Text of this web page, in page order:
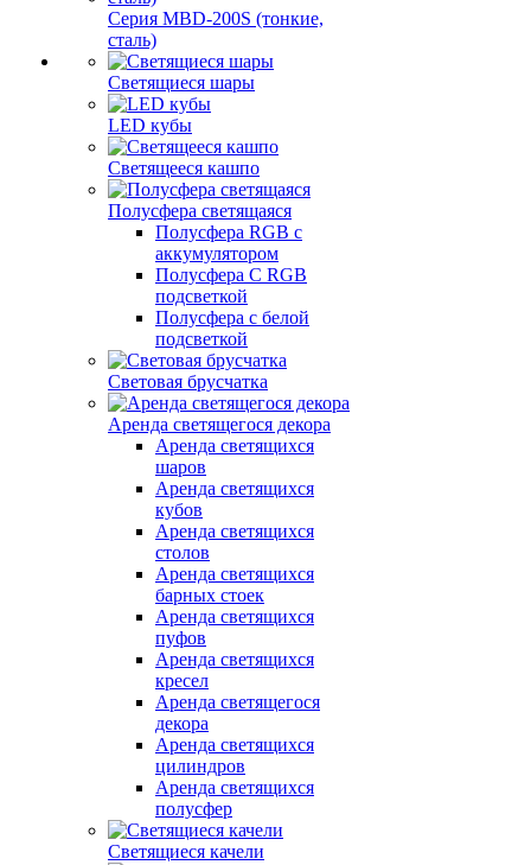
Серия MBD-200S (тонкие,
сталь)
Светящиеся шары
LED кубы
Светящееся кашпо
Полусфера светящаяся
Полусфера RGB с
аккумулятором
Полусфера С RGB
подсветкой
Полусфера с белой
подсветкой
Световая брусчатка
Аренда светящегося декора
Аренда светящихся
шаров
Аренда светящихся
кубов
Аренда светящихся
столов
Аренда светящихся
барных стоек
Аренда светящихся
пуфов
Аренда светящихся
кресел
Аренда светящегося
декора
Аренда светящихся
цилиндров
Аренда светящихся
полусфер
Светящиеся качели